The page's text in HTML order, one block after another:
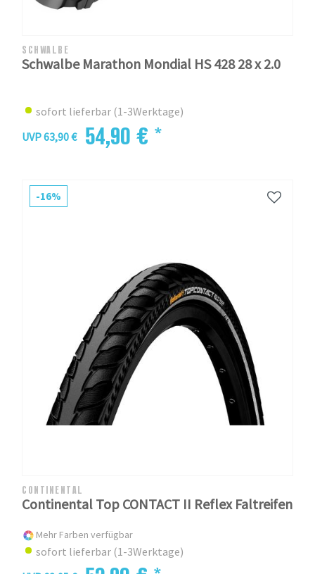
SCHWALBE
Schwalbe Marathon Mondial HS 428 28 x 2.0
sofort lieferbar (1-3Werktage)
UVP 63,90 €
54,90 € *
-16%
CONTINENTAL
Continental Top CONTACT II Reflex Faltreifen
Mehr Farben verfügbar
sofort lieferbar (1-3Werktage)